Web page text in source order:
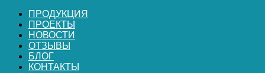
ПРОДУКЦИЯ
ПРОЕКТЫ
НОВОСТИ
ОТЗЫВЫ
БЛОГ
КОНТАКТЫ